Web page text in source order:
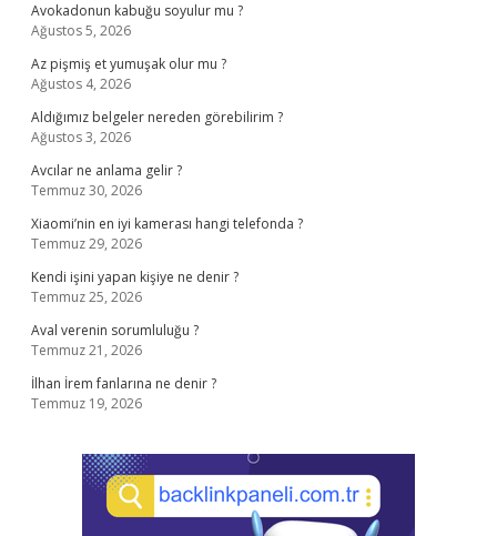
Avokadonun kabuğu soyulur mu ?
Ağustos 5, 2026
Az pişmiş et yumuşak olur mu ?
Ağustos 4, 2026
Aldığımız belgeler nereden görebilirim ?
Ağustos 3, 2026
Avcılar ne anlama gelir ?
Temmuz 30, 2026
Xiaomi’nin en iyi kamerası hangi telefonda ?
Temmuz 29, 2026
Kendi işini yapan kişiye ne denir ?
Temmuz 25, 2026
Aval verenin sorumluluğu ?
Temmuz 21, 2026
İlhan İrem fanlarına ne denir ?
Temmuz 19, 2026